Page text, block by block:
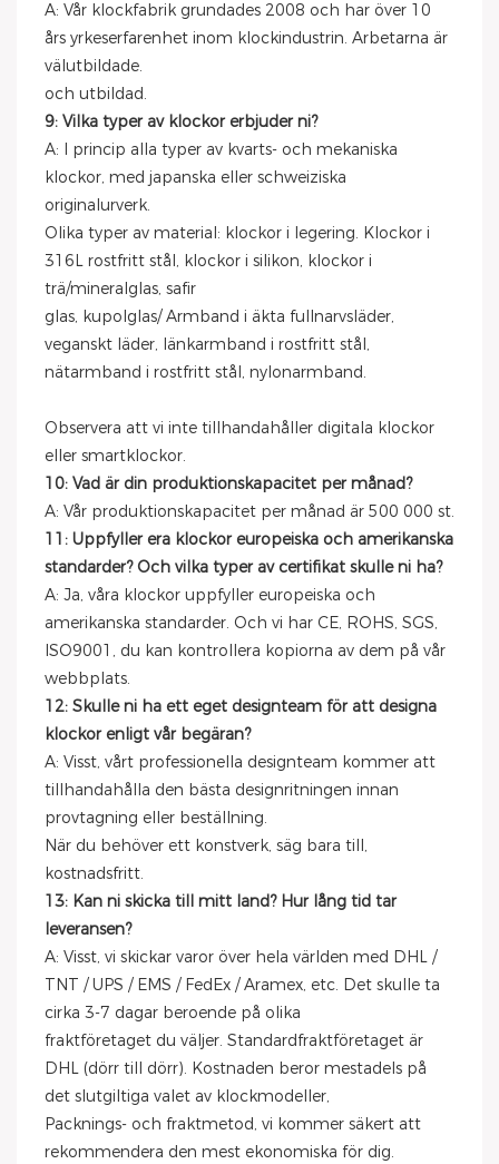
A: Vår klockfabrik grundades 2008 och har över 10
års yrkeserfarenhet inom klockindustrin. Arbetarna är
välutbildade.
och utbildad.
9: Vilka typer av klockor erbjuder ni?
A: I princip alla typer av kvarts- och mekaniska
klockor, med japanska eller schweiziska
originalurverk.
Olika typer av material: klockor i legering. Klockor i
316L rostfritt stål, klockor i silikon, klockor i
trä/mineralglas, safir
glas, kupolglas/ Armband i äkta fullnarvsläder,
veganskt läder, länkarmband i rostfritt stål,
nätarmband i rostfritt stål, nylonarmband.
Observera att vi inte tillhandahåller digitala klockor
eller smartklockor.
10: Vad är din produktionskapacitet per månad?
A: Vår produktionskapacitet per månad är 500 000 st.
11: Uppfyller era klockor europeiska och amerikanska
standarder? Och vilka typer av certifikat skulle ni ha?
A: Ja, våra klockor uppfyller europeiska och
amerikanska standarder. Och vi har CE, ROHS, SGS,
ISO9001, du kan kontrollera kopiorna av dem på vår
webbplats.
12: Skulle ni ha ett eget designteam för att designa
klockor enligt vår begäran?
A: Visst, vårt professionella designteam kommer att
tillhandahålla den bästa designritningen innan
provtagning eller beställning.
När du behöver ett konstverk, säg bara till,
kostnadsfritt.
13: Kan ni skicka till mitt land? Hur lång tid tar
leveransen?
A: Visst, vi skickar varor över hela världen med DHL /
TNT / UPS / EMS / FedEx / Aramex, etc. Det skulle ta
cirka 3-7 dagar beroende på olika
fraktföretaget du väljer. Standardfraktföretaget är
DHL (dörr till dörr). Kostnaden beror mestadels på
det slutgiltiga valet av klockmodeller,
Packnings- och fraktmetod, vi kommer säkert att
rekommendera den mest ekonomiska för dig.